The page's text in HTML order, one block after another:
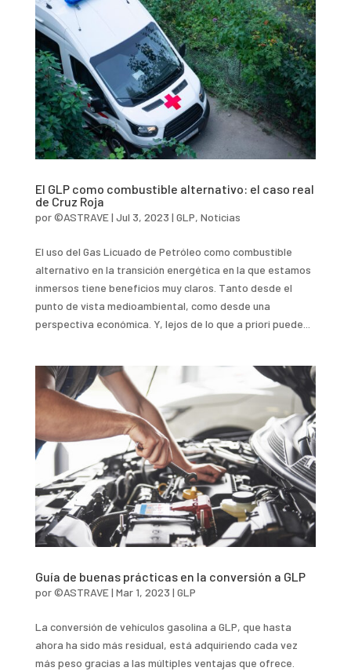
El GLP como combustible alternativo: el caso real
de Cruz Roja
por©ASTRAVE| Jul 3, 2023 | GLP, Noticias
El uso del Gas Licuado de Petróleo como combustible
alternativo en la transición energética en la que estamos
inmersos tiene beneficios muy claros. Tanto desde el
punto de vista medioambiental, como desde una
perspectiva económica. Y, lejos de lo que a priori puede...
Guía de buenas prácticas en la conversión a GLP
por©ASTRAVE| Mar 1, 2023 | GLP
La conversión de vehículos gasolina a GLP, que hasta
ahora ha sido más residual, está adquiriendo cada vez
más peso gracias a las múltiples ventajas que ofrece.